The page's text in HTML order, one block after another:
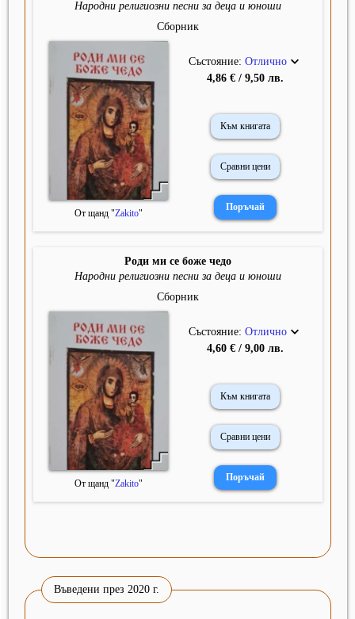
Народни религиозни песни за деца и юноши
Сборник
От щанд "Zakito"
Състояние: Отлично
4,86 € / 9,50 лв.
Към книгата
Сравни цени
Роди ми се боже чедо
Народни религиозни песни за деца и юноши
Сборник
От щанд "Zakito"
Състояние: Отлично
4,60 € / 9,00 лв.
Към книгата
Сравни цени
Въведени през 2020 г.